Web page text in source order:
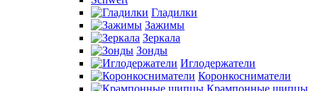
Гладилки
Зажимы
Зеркала
Зонды
Иглодержатели
Коронкосниматели
Крампонные щипцы